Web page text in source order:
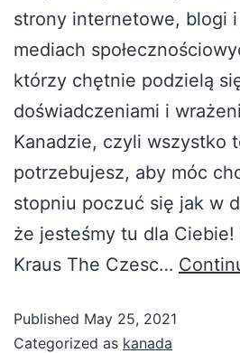
strony internetowe, blogi
mediach
którzy chętnie podzielą
doświadczeniami i
Kanadzie, czyli wszystko
potrzebujesz, aby móc
stopniu poczuć się jak w
że jesteśmy tu dla Ciebie!
Kraus The Czesc…
Published May 25, 2021
Categorized as kanada